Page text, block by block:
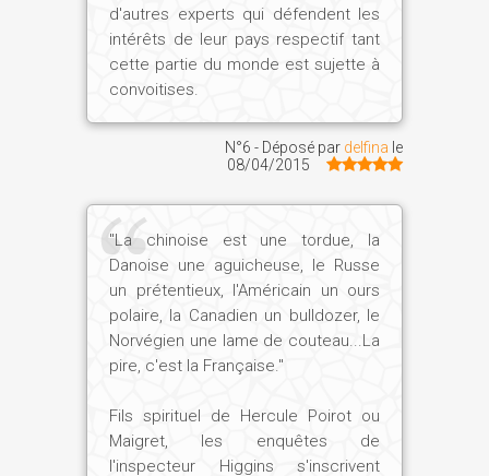
d'autres experts qui défendent les
intérêts de leur pays respectif tant
cette partie du monde est sujette à
convoitises.
N°6 - Déposé par delfina le
08/04/2015
"La chinoise est une tordue, la
Danoise une aguicheuse, le Russe
un prétentieux, l'Américain un ours
polaire, la Canadien un bulldozer, le
Norvégien une lame de couteau...La
pire, c'est la Française."
Fils spirituel de Hercule Poirot ou
Maigret, les enquêtes de
l'inspecteur Higgins s'inscrivent